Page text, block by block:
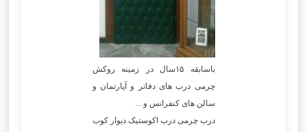
باسابقه ۱۵سال در زمینه روکش
چرمی درب های دفاتر و آپارتمان و
سالن های کنفرانس و…
درب چرمی درب اکوستیک دیوار کوب